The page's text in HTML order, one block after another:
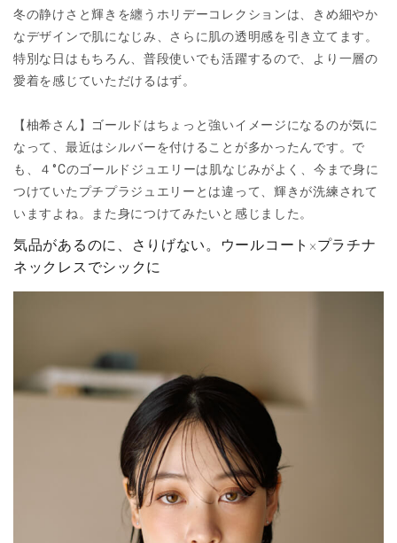
冬の静けさと輝きを纏うホリデーコレクションは、きめ細やか
なデザインで肌になじみ、さらに肌の透明感を引き立てます。
特別な日はもちろん、普段使いでも活躍するので、より一層の
愛着を感じていただけるはず。
【柚希さん】ゴールドはちょっと強いイメージになるのが気に
なって、最近はシルバーを付けることが多かったんです。で
も、４°Cのゴールドジュエリーは肌なじみがよく、今まで身に
つけていたプチプラジュエリーとは違って、輝きが洗練されて
いますよね。また身につけてみたいと感じました。
気品があるのに、さりげない。ウールコート×プラチナ
ネックレスでシックに